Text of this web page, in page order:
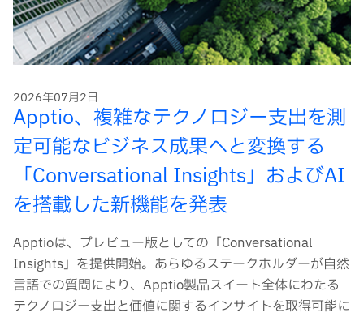
2026年07月2日
Apptio、複雑なテクノロジー支出を測
定可能なビジネス成果へと変換する
「Conversational Insights」およびAI
を搭載した新機能を発表
Apptioは、プレビュー版としての「Conversational
Insights」を提供開始。あらゆるステークホルダーが自然
言語での質問により、Apptio製品スイート全体にわたる
テクノロジー支出と価値に関するインサイトを取得可能に